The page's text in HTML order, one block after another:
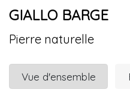
GIALLO BARGE
Pierre naturelle
Vue d'ensemble